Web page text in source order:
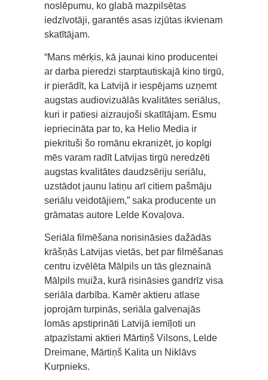
noslēpumu, ko glabā mazpilsētas
iedzīvotāji, garantēs asas izjūtas ikvienam
skatītājam.
“Mans mērķis, kā jaunai kino producentei
ar darba pieredzi starptautiskajā kino tirgū,
ir pierādīt, ka Latvijā ir iespējams uzņemt
augstas audiovizuālās kvalitātes seriālus,
kuri ir patiesi aizraujoši skatītājam. Esmu
iepriecināta par to, ka Helio Media ir
piekrituši šo romānu ekranizēt, jo kopīgi
mēs varam radīt Latvijas tirgū neredzēti
augstas kvalitātes daudzsēriju seriālu,
uzstādot jaunu latiņu arī citiem pašmāju
seriālu veidotājiem,” saka producente un
grāmatas autore Lelde Kovaļova.
Seriāla filmēšana norisināsies dažādās
krāšņās Latvijas vietās, bet par filmēšanas
centru izvēlēta Mālpils un tās gleznainā
Mālpils muiža, kurā risināsies gandrīz visa
seriāla darbība. Kamēr aktieru atlase
joprojām turpinās, seriāla galvenajās
lomās apstiprināti Latvijā iemīļoti un
atpazīstami aktieri Mārtiņš Vilsons, Lelde
Dreimane, Mārtiņš Kalita un Niklāvs
Kurpnieks.